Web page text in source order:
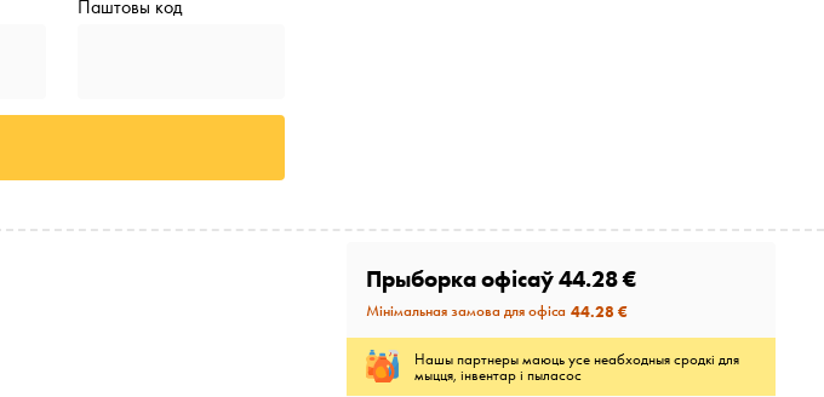
Паштовы код
Прыборка офісаў44.28 €
Мінімальная замова для офіса 44.28 €
Нашы партнеры маюць усе неабходныя сродкі для
мыцця, інвентар і пыласос